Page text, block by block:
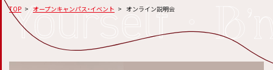
TOP オープンキャンパス・イベント オンライン説明会